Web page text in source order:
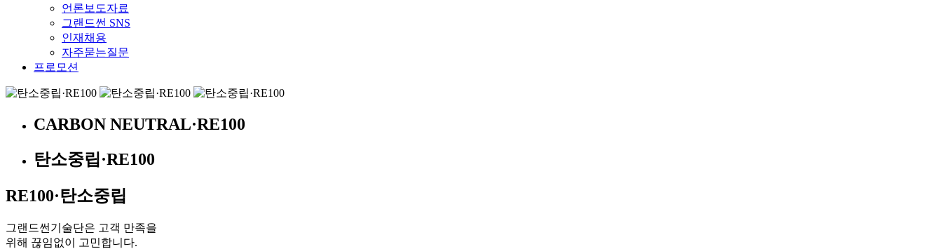
언론보도자료
그랜드썬 SNS
인재채용
자주묻는질문
프로모션
CARBON NEUTRAL·RE100
탄소중립·RE100
RE100·탄소중립
그랜드썬기술단은 고객 만족을
위해 끊임없이 고민합니다.